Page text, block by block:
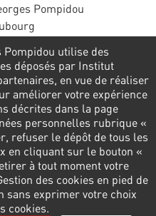
Pompidou
78 41 22
utilise des
déposés par Institut
en vue de réaliser
améliorer votre expérience
décrites dans la page
personnelles rubrique «
refuser le dépôt de tous les
en cliquant sur le bouton «
à tout moment votre
des cookies en pied de
sans exprimer votre choix
cookies.